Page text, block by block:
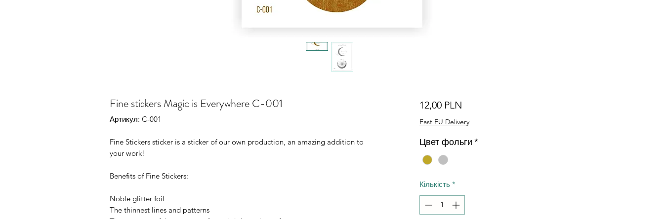
Fine stiсkers Magic is Everywhere C-001
Артикул: C-001
Fine Stickers sticker is a sticker of our own production, an amazing addition to
your work!
Benefits of Fine Stickers:
Noble glitter foil
The thinnest lines and patterns
12,00 PLN
Fast EU Delivery
Цвет фольги *
Кількість *